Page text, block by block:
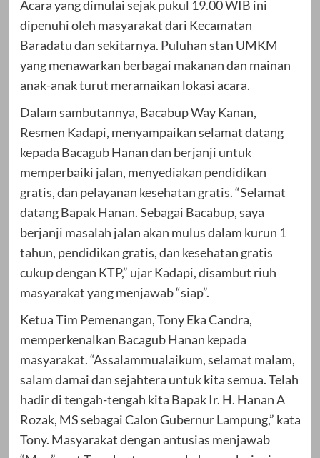
Acara yang dimulai sejak pukul 19.00 WIB ini
dipenuhi oleh masyarakat dari Kecamatan
Baradatu dan sekitarnya. Puluhan stan UMKM
yang menawarkan berbagai makanan dan mainan
anak-anak turut meramaikan lokasi acara.
Dalam sambutannya, Bacabup Way Kanan,
Resmen Kadapi, menyampaikan selamat datang
kepada Bacagub Hanan dan berjanji untuk
memperbaiki jalan, menyediakan pendidikan
gratis, dan pelayanan kesehatan gratis. “Selamat
datang Bapak Hanan. Sebagai Bacabup, saya
berjanji masalah jalan akan mulus dalam kurun 1
tahun, pendidikan gratis, dan kesehatan gratis
cukup dengan KTP,” ujar Kadapi, disambut riuh
masyarakat yang menjawab “siap”.
Ketua Tim Pemenangan, Tony Eka Candra,
memperkenalkan Bacagub Hanan kepada
masyarakat. “Assalammualaikum, selamat malam,
salam damai dan sejahtera untuk kita semua. Telah
hadir di tengah-tengah kita Bapak Ir. H. Hanan A
Rozak, MS sebagai Calon Gubernur Lampung,” kata
Tony. Masyarakat dengan antusias menjawab